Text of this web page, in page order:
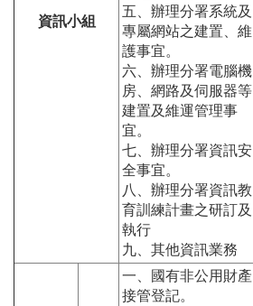
資訊小組
五、辦理分署系統及
專屬網站之建置、維
護事宜。
六、辦理分署電腦機
房、網路及伺服器等
建置及維運管理事
宜。
七、辦理分署資訊安
全事宜。
八、辦理分署資訊教
育訓練計畫之研訂及
執行
九、其他資訊業務
一、國有非公用財產
接管登記。